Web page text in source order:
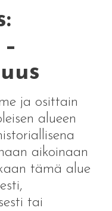
ja osittain
alueen
aikoinaan
tämä alue
tai